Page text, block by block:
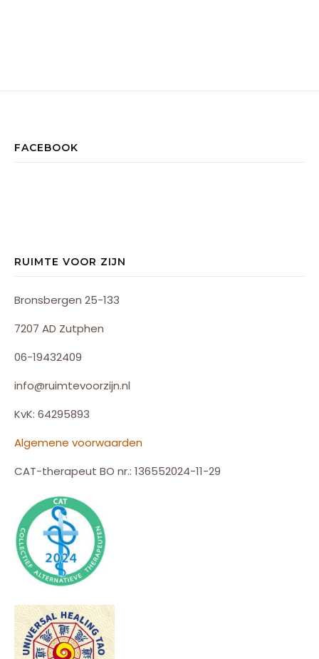
FACEBOOK
RUIMTE VOOR ZIJN
Bronsbergen 25-133
7207 AD Zutphen
06-19432409
info@ruimtevoorzijn.nl
KvK: 64295893
Algemene voorwaarden
CAT-therapeut BO nr.: 136552024-11-29